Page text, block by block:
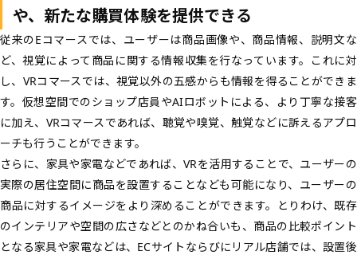
や、新たな購買体験を提供できる
従来のEコマースでは、ユーザーは商品画像や、商品情報、説明文な
ど、視覚によって商品に関する情報収集を行なっています。これに対
し、VRコマースでは、視覚以外の五感から も情報を得ることができま
す。仮想空間でのショップ店員やAIロボットによる、より丁寧な接客
に加え、VRコマースであれば、聴覚や嗅覚、触覚などに訴えるアプロ
ーチも行うことができます。
さらに、家具や家電などであれば、VRを活用することで、ユーザーの
実際の居住空間に商品を設置することなども可能になり、ユーザーの
商品に対するイメージをより深めることができます。とりわけ、既存
のインテリアや空間の広さなどとのかね合いも、商品の比較ポイント
となる家具や家電などは、ECサイトならびにリアル店舗では、設置後